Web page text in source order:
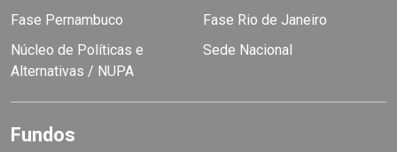
Fase Pernambuco
Fase Rio de Janeiro
Núcleo de Políticas e
Alternativas / NUPA
Sede Nacional
Fundos